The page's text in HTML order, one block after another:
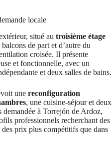
locale
situé au troisième étage
de part et d’autre du
croisée. Il présente
et fonctionnelle, avec un
et deux salles de bains.
une reconfiguration
, une cuisine-séjour et deux
à Torrejón de Ardoz,
professionnels recherchant des
prix plus compétitifs que dans